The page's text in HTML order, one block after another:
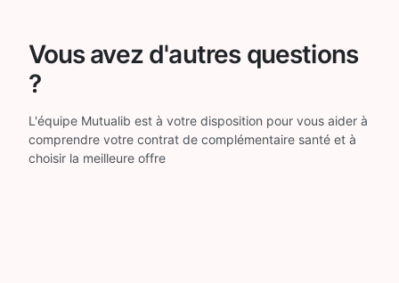
Vous avez d'autres questions
?
L'équipe Mutualib est à votre disposition pour vous aider à
comprendre votre contrat de complémentaire santé et à
choisir la meilleure offre